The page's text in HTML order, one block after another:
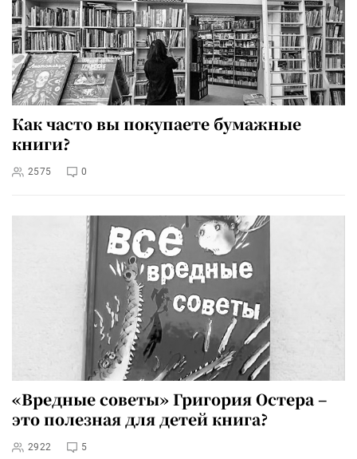
Как часто вы покупаете бумажные
книги?
2575 0
«Вредные советы» Григория Остера –
это полезная для детей книга?
2922 5